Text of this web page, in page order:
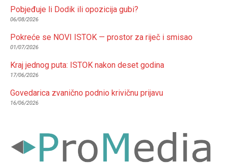
Pobjeđuje li Dodik ili opozicija gubi?
06/08/2026
Pokreće se NOVI ISTOK — prostor za riječ i smisao
01/07/2026
Kraj jednog puta: ISTOK nakon deset godina
17/06/2026
Govedarica zvanično podnio krivičnu prijavu
16/06/2026